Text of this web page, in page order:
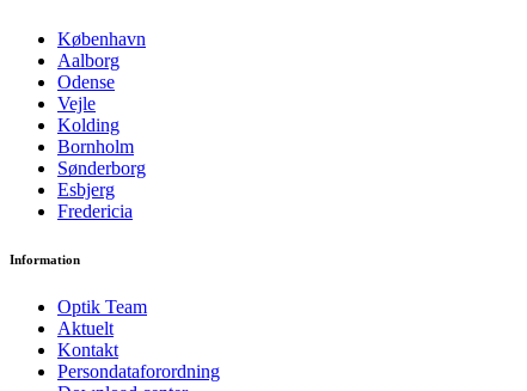
København
Aalborg
Odense
Vejle
Kolding
Bornholm
Sønderborg
Esbjerg
Fredericia
Information
Optik Team
Aktuelt
Kontakt
Persondataforordning